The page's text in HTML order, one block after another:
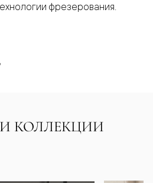
фрезерования.
КОЛЛЕКЦИИ